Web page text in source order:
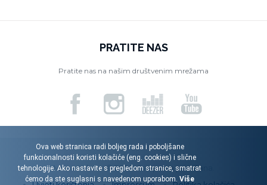
PRATITE NAS
Pratite nas na našim društvenim mrežama
Menart d.o.o. © 2026. Sva prava pridržana.
Ova web stranica radi boljeg rada i poboljšane
funkcionalnosti koristi kolačiće (eng. cookies) i slične
tehnologije. Ako nastavite s pregledom stranice, smatrat
ćemo da ste suglasni s navedenom uporabom. Više